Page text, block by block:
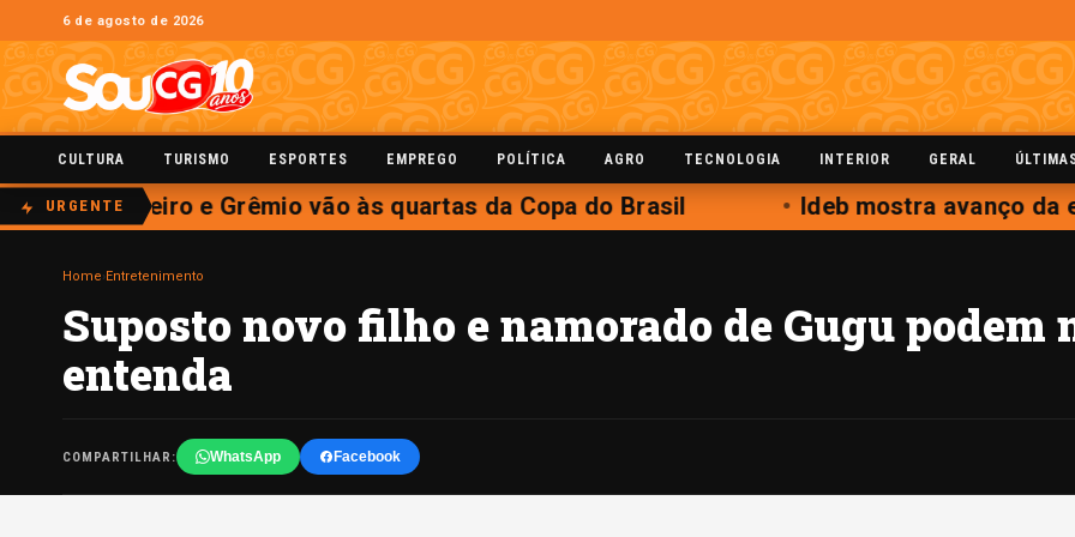
6 de agosto de 2026
CULTURA TURISMO ESPORTES EMPREGO POLÍTICA AGRO TECNOLOGIA INTERIOR GERAL
URGENTE
Cruzeiro e Grêmio vão às quartas da Copa do Brasil Ideb mostra avanço da
Home Entretenimento
Suposto novo filho e namorado de Gugu podem
entenda
COMPARTILHAR: WhatsApp Facebook